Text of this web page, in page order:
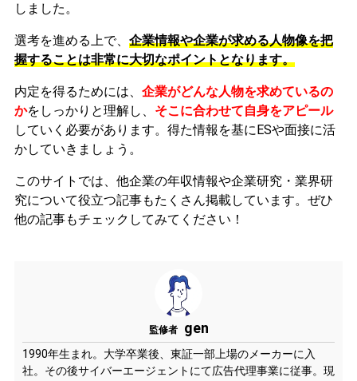
しました。
選考を進める上で、 企業情報や企業が求める人物像を把
握することは非常に大切なポイントとなります。
内定を得るためには、 企業がどんな人物を求めているの
かをしっかりと理解し、 そこに合わせて自身をアピール
していく必要があります。 得た情報を基にESや面接に活
かしていきましょう。
このサイトでは、他企業の年収情報や企業研究・業界研
究について役立つ記事もたくさん掲載しています。ぜひ
他の記事もチェックしてみてください！
監修者 gen
1990年生まれ。大学卒業後、東証一部上場のメーカーに入
社。その後サイバーエージェントにて広告代理事業に従事。現